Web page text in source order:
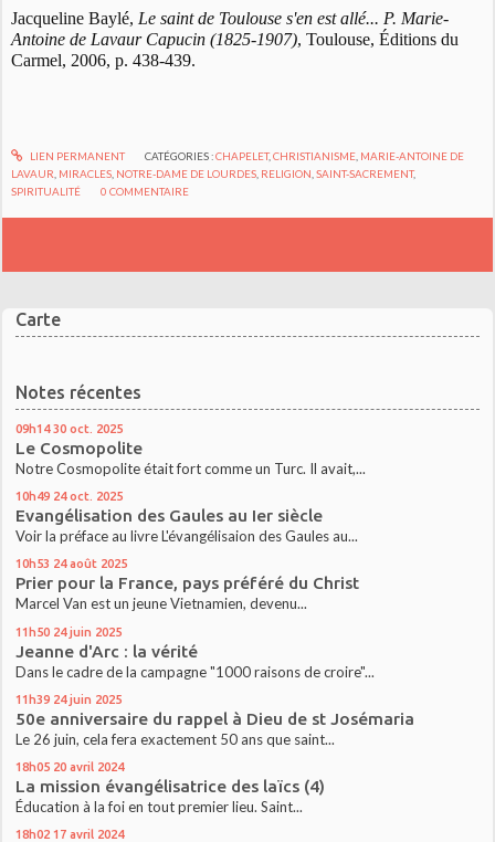
Carte
Notes récentes
09h14 30 oct. 2025
Le Cosmopolite
Notre Cosmopolite était fort comme un Turc. Il avait,...
10h49 24 oct. 2025
Evangélisation des Gaules au Ier siècle
Voir la préface au livre L'évangélisaion des Gaules au...
10h53 24 août 2025
Prier pour la France, pays préféré du Christ
Marcel Van est un jeune Vietnamien, devenu...
11h50 24 juin 2025
Jeanne d'Arc : la vérité
Dans le cadre de la campagne "1000 raisons de croire"...
11h39 24 juin 2025
50e anniversaire du rappel à Dieu de st Josémaria
Le 26 juin, cela fera exactement 50 ans que saint...
18h05 20 avril 2024
La mission évangélisatrice des laïcs (4)
Éducation à la foi en tout premier lieu. Saint...
18h02 17 avril 2024
Jacqueline Baylé,Le saint de Toulouse s'en est allé... P. Marie-
Antoine de Lavaur Capucin (1825-1907), Toulouse, Éditions du
Carmel, 2006, p. 438-439.
LIEN PERMANENT CATÉGORIES :CHAPELET,CHRISTIANISME, MARIE-ANTOINE DE
LAVAUR MIRACLES NOTRE-DAME DE LOURDES RELIGION ,SAINT-SACREMENT,
SPIRITUALITÉ
0 COMMENTAIRE